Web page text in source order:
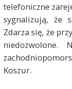
telefoniczne
sygnalizują, że
Zdarza się, że
niedozwolone.
Koszur.